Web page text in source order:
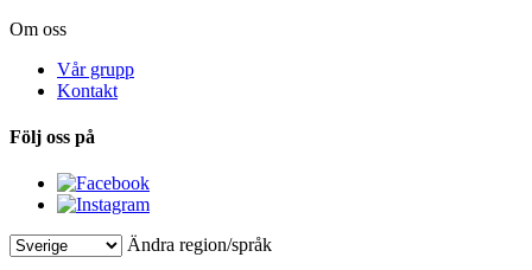
Om oss
Vår grupp
Kontakt
Följ oss på
Ändra region/språk